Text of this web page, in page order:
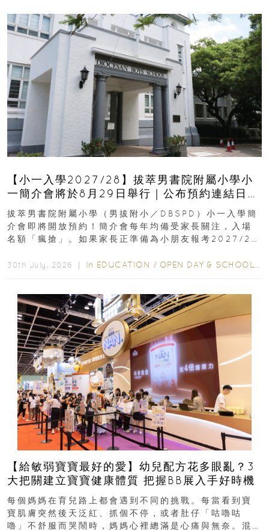
【小一入學2027/28】拔萃男書院附屬小學小
一簡介會將於8月29日舉行｜公布預約連結日期
｜更設有網上重溫
拔萃男書院附屬小學（男拔附小／DBSPD）小一入學簡
介會即將開放預約！簡介會每年均備受家長關注，入場
名額「瘋搶」。如果家長正準備為小朋友報考2027/28
30th July, 2026 ｜ In EDUCATION / OPEN DAY & SCHOOL EVENTS
【給敏弱寶寶最好的愛】幼兒配方花多眼亂？3
大把關建立寶寶健康體質 把握BB展入手好時機
每個媽媽在育兒路上都會遇到不同的挑戰。每當看到寶
寶肌膚突然後天泛紅、抓個不停，或者肚仔「咕嚕咕
嚕」不舒服而哭鬧時，媽媽心裡總滿是心痛與無奈。混